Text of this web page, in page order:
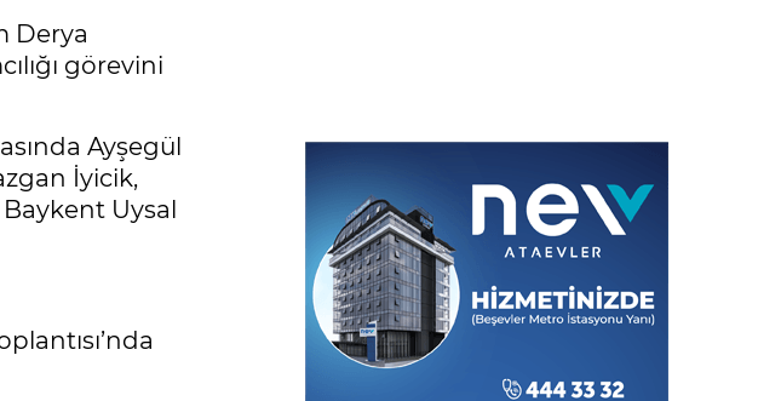
Derya
görevini
Ayşegül
İyicik,
Uysal